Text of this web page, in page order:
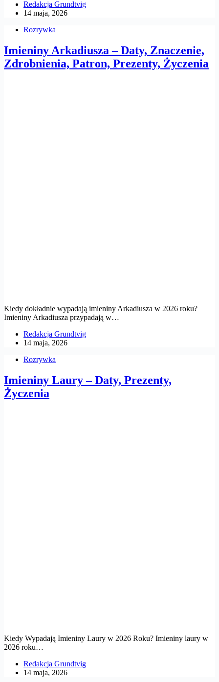
Redakcja Grundtvig
14 maja, 2026
Rozrywka
Imieniny Arkadiusza – Daty, Znaczenie,
Zdrobnienia, Patron, Prezenty, Życzenia
Kiedy dokładnie wypadają imieniny Arkadiusza w 2026 roku?
Imieniny Arkadiusza przypadają w…
Redakcja Grundtvig
14 maja, 2026
Rozrywka
Imieniny Laury – Daty, Prezenty,
Życzenia
Kiedy Wypadają Imieniny Laury w 2026 Roku? Imieniny laury w
2026 roku…
Redakcja Grundtvig
14 maja, 2026